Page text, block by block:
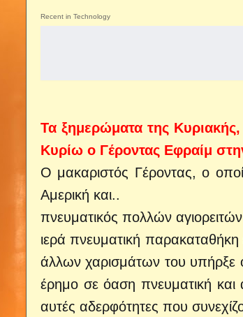
Recent in Technology
Τα ξημερώματα της
Κυρίω ο Γέροντας Εφραίμ
Ο μακαριστός Γέροντας, ο
Αμερική και..
πνευματικός πολλών
ιερά πνευματική
άλλων χαρισμάτων του υπήρξε
έρημο σε όαση πνευματική και
αυτές αδερφότητες που